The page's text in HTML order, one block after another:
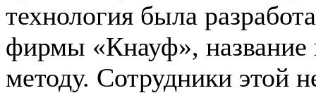
технология была
фирмы «Кнауф», название
методу. Сотрудники этой